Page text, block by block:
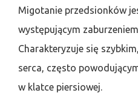
Migotanie przedsionków
występującym
Charakteryzuje się
serca, często
w klatce piersiowej.